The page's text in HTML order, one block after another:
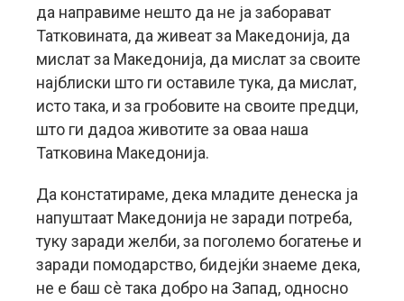
да направиме нешто да не ја заборават
Татковината, да живеат за Македонија, да
мислат за Македонија, да мислат за своите
најблиски што ги оставиле тука, да мислат,
исто така, и за гробовите на своите предци,
што ги дадоа животите за оваа наша
Татковина Македонија.
Да констатираме, дека младите денеска ја
напуштаат Македонија не заради потреба,
туку заради желби, за поголемо богатење и
заради помодарство, бидејќи знаеме дека,
не е баш сè така добро на Запад, односно